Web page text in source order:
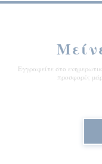
Εγγραφείτε στο
προσφορές